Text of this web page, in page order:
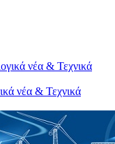
νέα & Τεχνικά